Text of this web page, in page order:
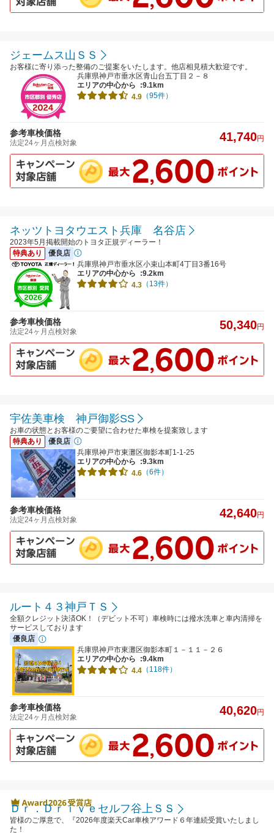
ジェームス山ＳＳ
お客様に寄り添った整備のご提案をいたします。他店相見積大歓迎です。
兵庫県神戸市垂水区青山台五丁目２－８
エリアの中心から
:9.1km
4.9 （95件）
参考車検価格
法定24ヶ月点検対象 41,740円
ネッツトヨタウエスト兵庫 名谷店
2023年5月掲載開始のトヨタ正規ディーラー！
特典あり
優良店
兵庫県神戸市垂水区小束山本町4丁目3番16号
エリアの中心から
:9.2km
4.3 （13件）
参考車検価格
法定24ヶ月点検対象 50,340円
宇佐美車検 神戸御影SS
お車の状態とお客様のご要望に合わせた車検を提案致します
特典あり
優良店
兵庫県神戸市東灘区御影本町1-1-25
エリアの中心から
:9.3km
4.6 （6件）
参考車検価格
法定24ヶ月点検対象 42,640円
ルート４３神戸ＴＳ
全額クレジット決済OK！（デビット不可）車検時には撥水洗車と車内清掃を
サービスしております
優良店
兵庫県神戸市東灘区御影本町１－１１－２６
エリアの中心から
:9.4km
4.4 （118件）
参考車検価格
法定24ヶ月点検対象 40,620円
Ｄｒ．Ｄｒｉｖｅセルフ谷上ＳＳ
皆様のご厚意で、『2026年度楽天Car車検アワード６年連続受賞いたしまし
た！